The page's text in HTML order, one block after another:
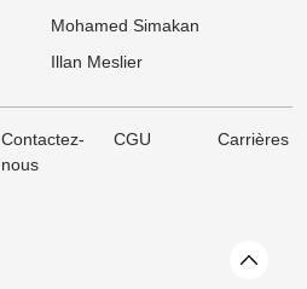
Mohamed Simakan
Illan Meslier
Contactez-
nous
CGU Carrières